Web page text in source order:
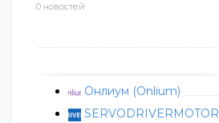
0 новостей
Онлиум (Onlium)
SERVODRIVERMOTOR